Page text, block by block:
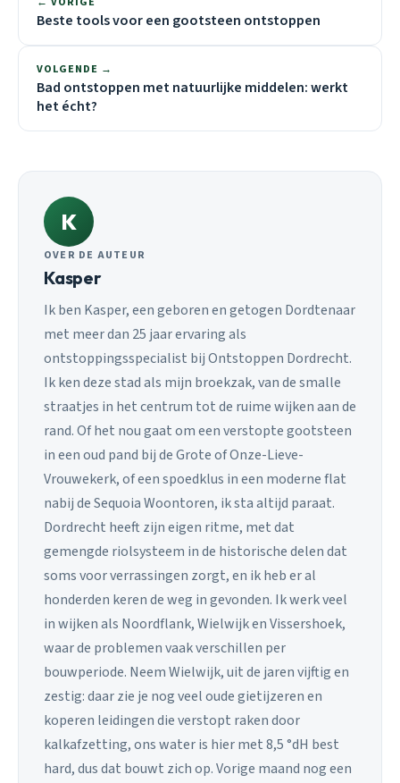
Beste tools voor een gootsteen ontstoppen
VOLGENDE →
Bad ontstoppen met natuurlijke middelen: werkt
het écht?
K
OVER DE AUTEUR
Kasper
Ik ben Kasper, een geboren en getogen Dordtenaar
met meer dan 25 jaar ervaring als
ontstoppingsspecialist bij Ontstoppen Dordrecht.
Ik ken deze stad als mijn broekzak, van de smalle
straatjes in het centrum tot de ruime wijken aan de
rand. Of het nou gaat om een verstopte gootsteen
in een oud pand bij de Grote of Onze-Lieve-
Vrouwekerk, of een spoedklus in een moderne flat
nabij de Sequoia Woontoren, ik sta altijd paraat.
Dordrecht heeft zijn eigen ritme, met dat
gemengde riolsysteem in de historische delen dat
soms voor verrassingen zorgt, en ik heb er al
honderden keren de weg in gevonden. Ik werk veel
in wijken als Noordflank, Wielwijk en Vissershoek,
waar de problemen vaak verschillen per
bouwperiode. Neem Wielwijk, uit de jaren vijftig en
zestig: daar zie je nog veel oude gietijzeren en
koperen leidingen die verstopt raken door
kalkafzetting, ons water is hier met 8,5 °dH best
hard, dus dat bouwt zich op. Vorige maand nog een